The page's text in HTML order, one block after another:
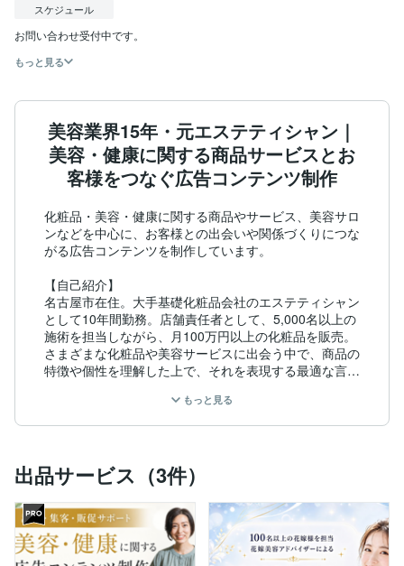
スケジュール
お問い合わせ受付中です。
もっと見る
美容業界15年・元エステティシャン｜
美容・健康に関する商品サービスとお
客様をつなぐ広告コンテンツ制作
化粧品・美容・健康に関する商品やサービス、美容サロ
ンなどを中心に、お客様との出会いや関係づくりにつな
がる広告コンテンツを制作しています。
【自己紹介】
名古屋市在住。大手基礎化粧品会社のエステティシャン
として10年間勤務。店舗責任者として、5,000名以上の
施術を担当しながら、月100万円以上の化粧品を販売。
さまざまな化粧品や美容サービスに出会う中で、商品の
特徴や個性を理解した上で、それを表現する最適な言葉
満たしたい。との想いから独立。
化粧品・美容・健康系の商品サービスの認知・集客・販
添った、ウェルネスライフを大切にしている。
♦資格
薬機法管理者 | YMAA認証マーク取得 | ベビーマッサー
ジセラピスト
もっと見る
出品サービス（3件）